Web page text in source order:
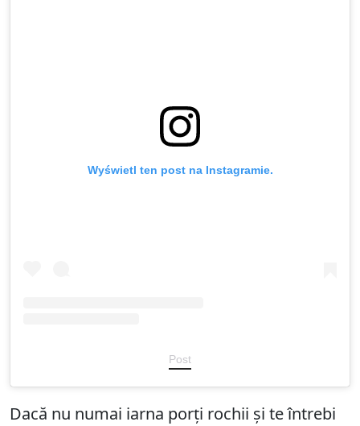
Wyświetl ten post na Instagramie.
Post
Dacă nu numai iarna porți rochii și te întrebi